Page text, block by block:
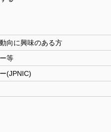
向に興味のある方
等
(JPNIC)